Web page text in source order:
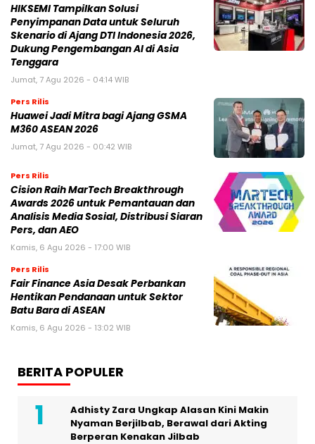
HIKSEMI Tampilkan Solusi
Penyimpanan Data untuk Seluruh
Skenario di Ajang DTI Indonesia 2026,
Dukung Pengembangan AI di Asia
Tenggara
Jumat, 7 Agu 2026 - 04:14 WIB
Pers Rilis
Huawei Jadi Mitra bagi Ajang GSMA
M360 ASEAN 2026
Jumat, 7 Agu 2026 - 00:42 WIB
Pers Rilis
Cision Raih MarTech Breakthrough
Awards 2026 untuk Pemantauan dan
Analisis Media Sosial, Distribusi Siaran
Pers, dan AEO
Kamis, 6 Agu 2026 - 17:00 WIB
Pers Rilis
Fair Finance Asia Desak Perbankan
Hentikan Pendanaan untuk Sektor
Batu Bara di ASEAN
Kamis, 6 Agu 2026 - 13:02 WIB
BERITA POPULER
Adhisty Zara Ungkap Alasan Kini Makin
Nyaman Berjilbab, Berawal dari Akting
Berperan Kenakan Jilbab